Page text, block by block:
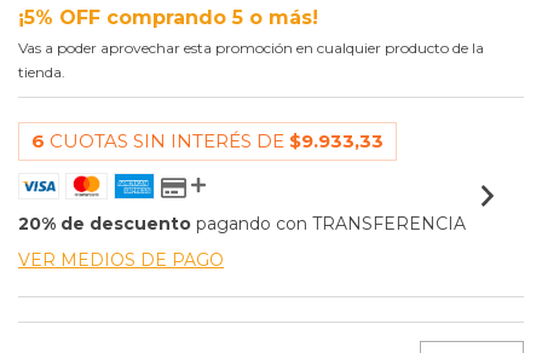
¡5% OFF comprando 5 o más!
Vas a poder aprovechar esta promoción en cualquier producto de la
tienda.
6 CUOTAS SIN INTERÉS DE $9.933,33
20% de descuento pagando con TRANSFERENCIA
VER MEDIOS DE PAGO